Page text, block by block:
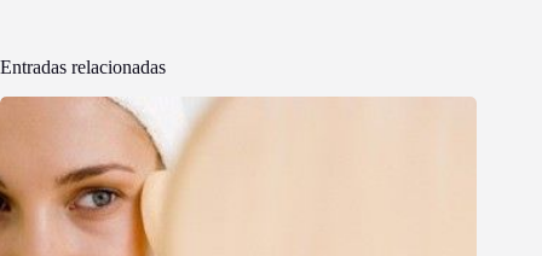
Entradas relacionadas